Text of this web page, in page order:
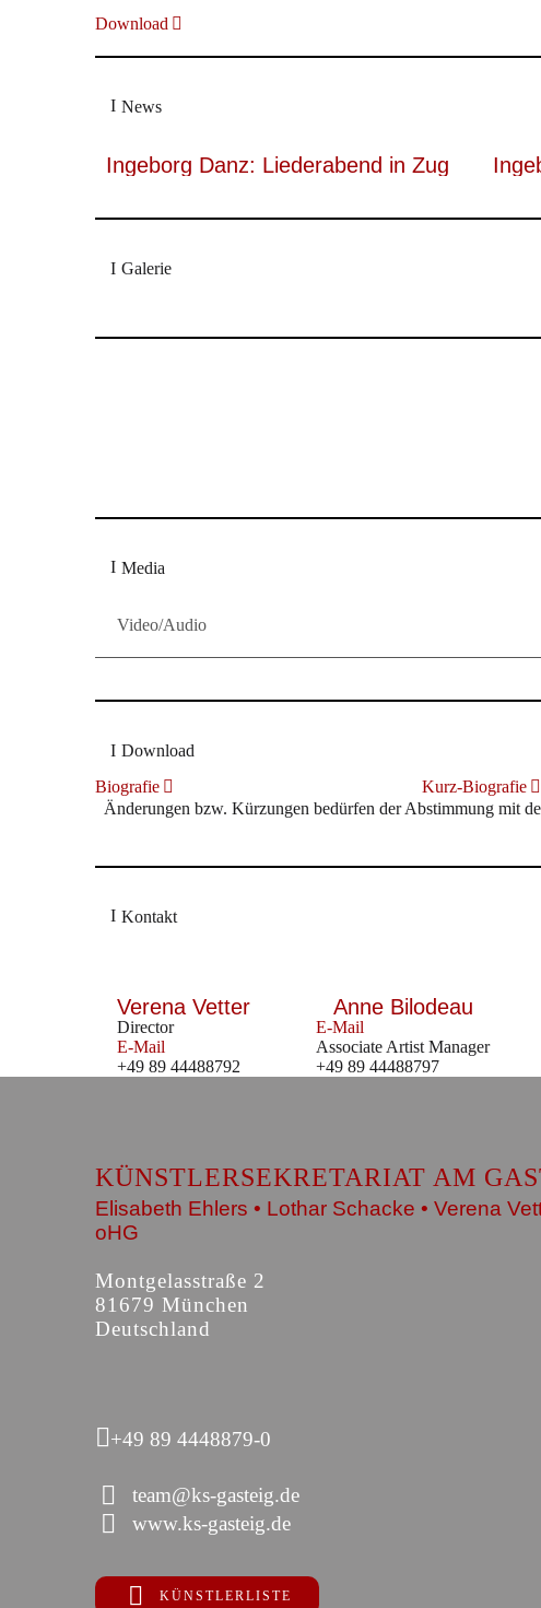
Download
News
Ingeborg Danz: Liederabend in Zug
Galerie
Media
Video/Audio
Download
Biografie
Kurz-Biografie
Änderungen bzw. Kürzungen bedürfen der Abstimmung mit
Kontakt
Verena Vetter
Director
E-Mail
+49 89 44488792
Anne Bilodeau
E-Mail
Associate Artist Manager
+49 89 44488797
KÜNSTLERSEKRETARIAT AM
Elisabeth Ehlers • Lothar Schacke • Verena
oHG
Montgelasstraße 2
81679 München
Deutschland
+49 89 4448879-0
team@ks-gasteig.de
www.ks-gasteig.de
KÜNSTLERLISTE